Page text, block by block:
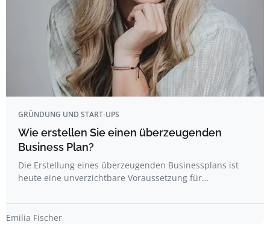
GRÜNDUNG UND START-UPS
Wie erstellen Sie einen überzeugenden
Business Plan?
Die Erstellung eines überzeugenden Businessplans ist
heute eine unverzichtbare Voraussetzung für…
Emilia Fischer